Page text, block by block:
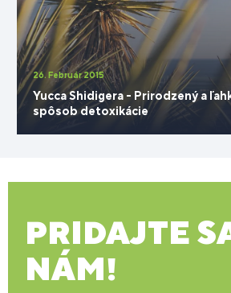
26. Február 2015
Yucca Shidigera - Prirodzený a
spôsob detoxikácie
PRIDAJTE
NÁM!